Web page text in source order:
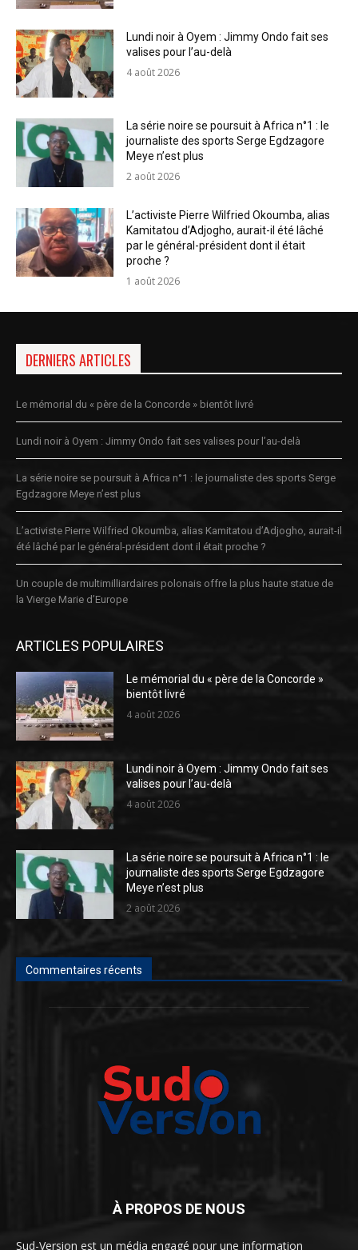
Lundi noir à Oyem : Jimmy Ondo fait ses
valises pour l’au-delà
4 août 2026
La série noire se poursuit à Africa n°1 : le
journaliste des sports Serge Egdzagore
Meye n’est plus
2 août 2026
L’activiste Pierre Wilfried Okoumba, alias
Kamitatou d’Adjogho, aurait-il été lâché
par le général-président dont il était
proche ?
1 août 2026
DERNIERS ARTICLES
Le mémorial du « père de la Concorde » bientôt livré
Lundi noir à Oyem : Jimmy Ondo fait ses valises pour l’au-delà
La série noire se poursuit à Africa n°1 : le journaliste des sports Serge
Egdzagore Meye n’est plus
L’activiste Pierre Wilfried Okoumba, alias Kamitatou d’Adjogho, aurait-il
été lâché par le général-président dont il était proche ?
Un couple de multimilliardaires polonais offre la plus haute statue de
la Vierge Marie d’Europe
ARTICLES POPULAIRES
Le mémorial du « père de la Concorde »
bientôt livré
4 août 2026
Lundi noir à Oyem : Jimmy Ondo fait ses
valises pour l’au-delà
4 août 2026
La série noire se poursuit à Africa n°1 : le
journaliste des sports Serge Egdzagore
Meye n’est plus
2 août 2026
Commentaires récents
À PROPOS DE NOUS
Sud-Version est un média engagé pour une information